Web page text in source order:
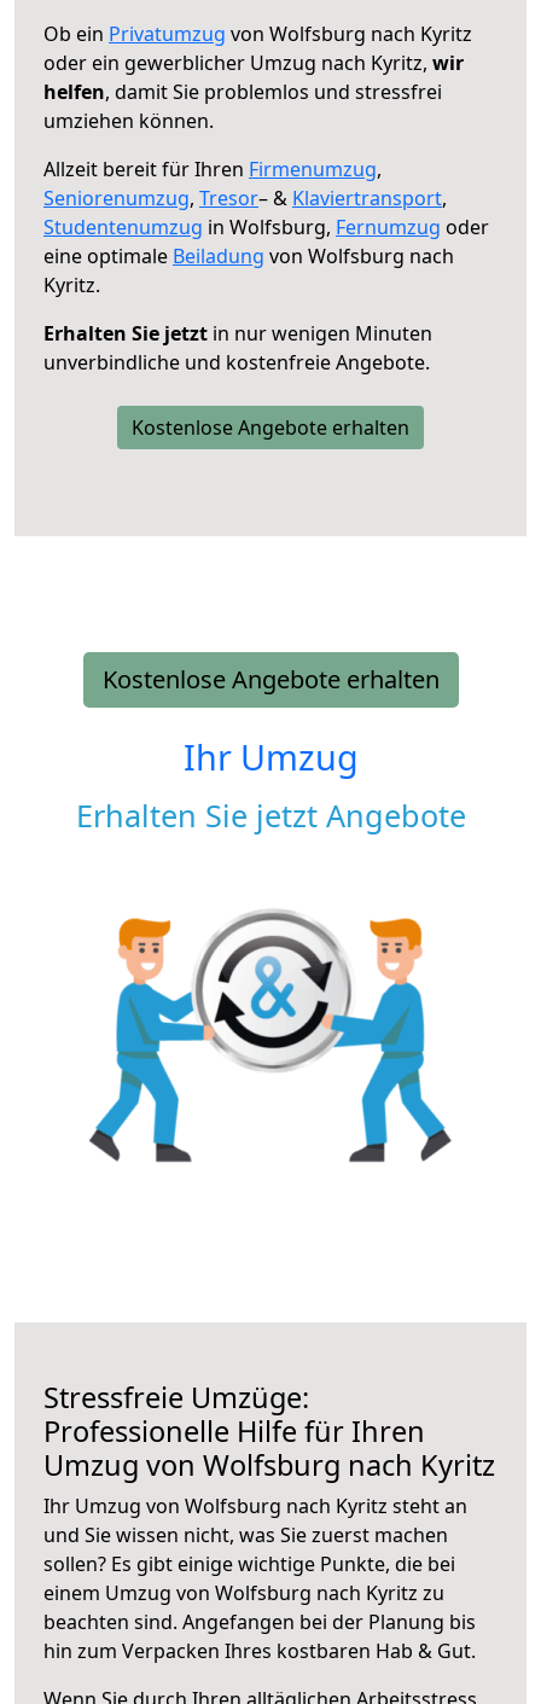
Ob ein Privatumzug von Wolfsburg nach Kyritz
oder ein gewerblicher Umzug nach Kyritz, wir
helfen, damit Sie problemlos und stressfrei
umziehen können.
Allzeit bereit für Ihren Firmenumzug,
Seniorenumzug, Tresor– & Klaviertransport,
Studentenumzug in Wolfsburg, Fernumzug oder
eine optimale Beiladung von Wolfsburg nach
Kyritz.
Erhalten Sie jetzt in nur wenigen Minuten
unverbindliche und kostenfreie Angebote.
Kostenlose Angebote erhalten
Kostenlose Angebote erhalten
Ihr Umzug
Erhalten Sie jetzt Angebote
Stressfreie Umzüge:
Professionelle Hilfe für Ihren
Umzug von Wolfsburg nach Kyritz
Ihr Umzug von Wolfsburg nach Kyritz steht an
und Sie wissen nicht, was Sie zuerst machen
sollen? Es gibt einige wichtige Punkte, die bei
einem Umzug von Wolfsburg nach Kyritz zu
beachten sind. Angefangen bei der Planung bis
hin zum Verpacken Ihres kostbaren Hab & Gut.